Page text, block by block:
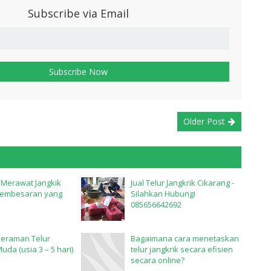
Subscribe via Email
Older Post
Jangkik
yang
Jual Telur Jangkrik Cikarang -
Silahkan Hubungi
085656642692
Telur
(usia 3 – 5 hari)
Bagaimana cara menetaskan
telur jangkrik secara efisien
secara online?